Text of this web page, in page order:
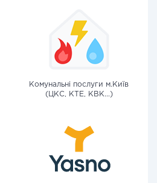
Комунальні послуги м.Київ
(ЦКС, КТЕ, КВК...)